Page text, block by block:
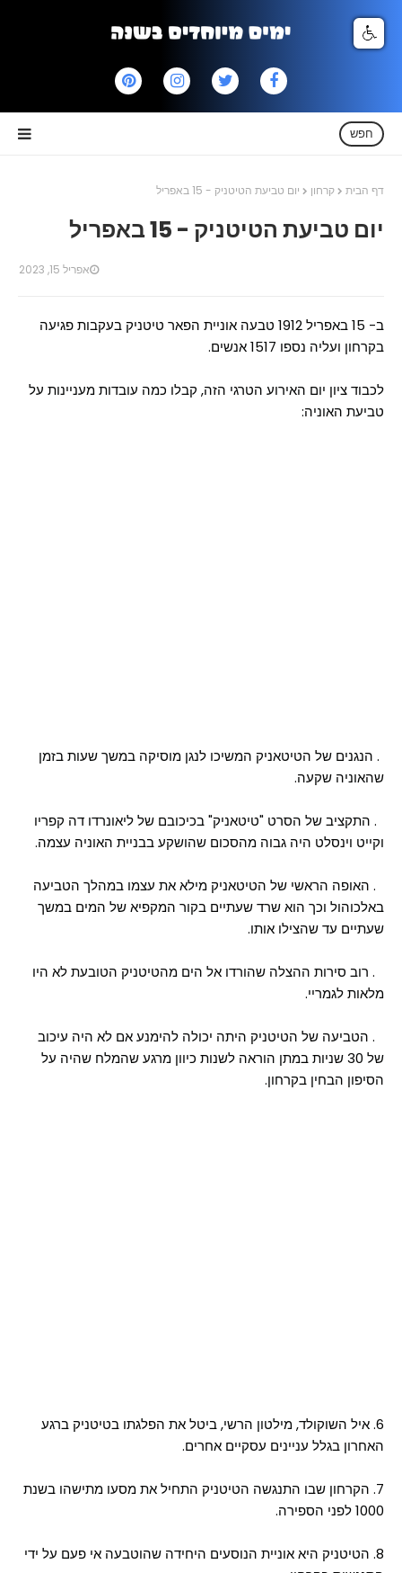
חפש
דף הבית קרחון יום טביעת הטיטניק - 15 באפריל
יום טביעת הטיטניק - 15 באפריל
אפריל 15, 2023
ב- 15 באפריל 1912 טבעה אוניית הפאר טיטניק בעקבות פגיעה
בקרחון ועליה נספו 1517 אנשים.
לכבוד ציון יום האירוע הטרגי הזה, קבלו כמה עובדות מעניינות על
טביעת האוניה:
1. הנגנים של הטיטאניק המשיכו לנגן מוסיקה במשך שעות בזמן
שהאוניה שקעה.
2. התקציב של הסרט "טיטאניק" בכיכובם של ליאונרדו דה קפריו
וקייט וינסלט היה גבוה מהסכום שהושקע בבניית האוניה עצמה.
3. האופה הראשי של הטיטאניק מילא את עצמו במהלך הטביעה
באלכוהול וכך הוא שרד שעתיים בקור המקפיא של המים במשך
שעתיים עד שהצילו אותו.
4. רוב סירות ההצלה שהורדו אל הים מהטיטניק הטובעת לא היו
מלאות לגמריי.
5. הטביעה של הטיטניק היתה יכולה להימנע אם לא היה עיכוב
של 30 שניות במתן הוראה לשנות כיוון מרגע שהמלח שהיה על
הסיפון הבחין בקרחון.
6. איל השוקולד, מילטון הרשי, ביטל את הפלגתו בטיטניק ברגע
האחרון בגלל עניינים עסקיים אחרים.
7. הקרחון שבו התנגשה הטיטניק התחיל את מסעו מתישהו בשנת
1000 לפני הספירה.
8. הטיטניק היא אוניית הנוסעים היחידה שהוטבעה אי פעם על ידי